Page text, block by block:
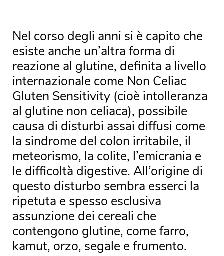
Nel corso degli anni si è capito che
esiste anche un’altra forma di
reazione al glutine, definita a livello
internazionale come Non Celiac
Gluten Sensitivity (cioè intolleranza
al glutine non celiaca), possibile
causa di disturbi assai diffusi come
la sindrome del colon irritabile, il
meteorismo, la colite, l’emicrania e
le difficoltà digestive. All’origine di
questo disturbo sembra esserci la
ripetuta e spesso esclusiva
assunzione dei cereali che
contengono glutine, come farro,
kamut, orzo, segale e frumento.